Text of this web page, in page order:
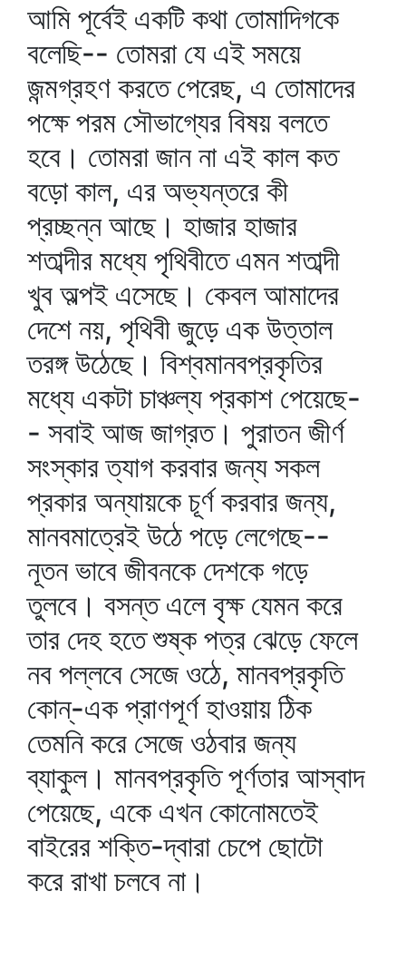
আমি পূর্বেই একটি কথা তোমাদিগকে
বলেছি-- তোমরা যে এই সময়ে
জন্মগ্রহণ করতে পেরেছ, এ তোমাদের
পক্ষে পরম সৌভাগ্যের বিষয় বলতে
হবে। তোমরা জান না এই কাল কত
বড়ো কাল, এর অভ্যন্তরে কী
প্রচ্ছন্ন আছে। হাজার হাজার
শতাব্দীর মধ্যে পৃথিবীতে এমন শতাব্দী
খুব অল্পই এসেছে। কেবল আমাদের
দেশে নয়, পৃথিবী জুড়ে এক উত্তাল
তরঙ্গ উঠেছে। বিশ্বমানবপ্রকৃতির
মধ্যে একটা চাঞ্চল্য প্রকাশ পেয়েছে-
- সবাই আজ জাগ্রত। পুরাতন জীর্ণ
সংস্কার ত্যাগ করবার জন্য সকল
প্রকার অন্যায়কে চূর্ণ করবার জন্য,
মানবমাত্রেই উঠে পড়ে লেগেছে--
নূতন ভাবে জীবনকে দেশকে গড়ে
তুলবে। বসন্ত এলে বৃক্ষ যেমন করে
তার দেহ হতে শুষ্ক পত্র ঝেড়ে ফেলে
নব পল্লবে সেজে ওঠে, মানবপ্রকৃতি
কোন্‌-এক প্রাণপূর্ণ হাওয়ায় ঠিক
তেমনি করে সেজে ওঠবার জন্য
ব্যাকুল। মানবপ্রকৃতি পূর্ণতার আস্বাদ
পেয়েছে, একে এখন কোনোমতেই
বাইরের শক্তি-দ্বারা চেপে ছোটো
করে রাখা চলবে না।